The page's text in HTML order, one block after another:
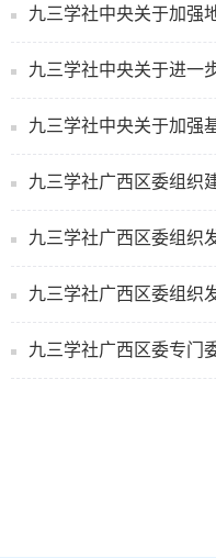
九三学社中央关于加强
九三学社中央关于进一
九三学社中央关于加强
九三学社广西区委组织
九三学社广西区委组织
九三学社广西区委组织
九三学社广西区委专门